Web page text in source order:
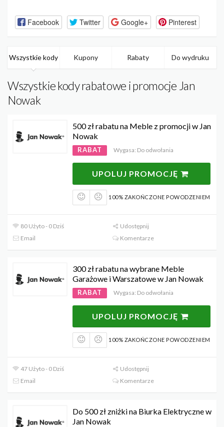
Facebook Twitter Google+ Pinterest
Wszystkie kody Kupony Rabaty Do wydruku
Wszystkie kody rabatowe i promocje Jan
Nowak
500 zł rabatu na Meble z promocji w Jan
Nowak
RABAT Wygasa: Do odwołania
UPOLUJ PROMOCJĘ
100% ZAKOŃCZONE POWODZENIEM
80 Użyto - 0 Dziś
Udostępnij
Email
Komentarze
300 zł rabatu na wybrane Meble
Garażowe i Warszatowe w Jan Nowak
RABAT Wygasa: Do odwołania
UPOLUJ PROMOCJĘ
100% ZAKOŃCZONE POWODZENIEM
47 Użyto - 0 Dziś
Udostępnij
Email
Komentarze
Do 500 zł zniżki na Biurka Elektryczne w
Jan Nowak